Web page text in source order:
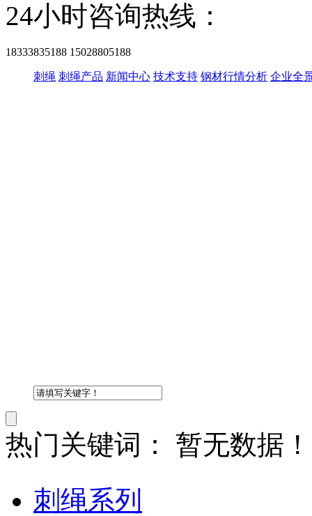
24小时咨询热线：
18333835188 15028805188
刺绳 刺绳产品 新闻中心 技术支持 钢材行情分析 企业全
热门关键词：
暂无数据！
刺绳系列